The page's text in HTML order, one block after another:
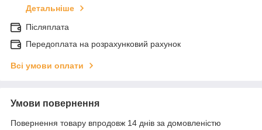
Детальніше
Післяплата
Передоплата на розрахунковий рахунок
Всі умови оплати
Умови повернення
Повернення товару впродовж 14 днів за домовленістю